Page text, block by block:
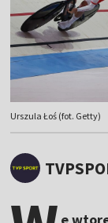
Urszula Łoś (fot. Getty)